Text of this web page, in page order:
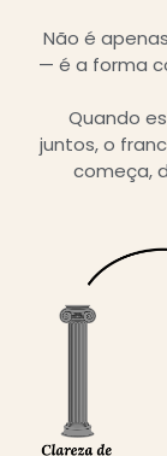
Não é
— é a forma
Quando
juntos, o
começa,